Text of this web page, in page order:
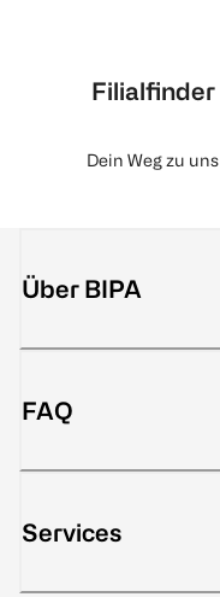
Filialfinder
Dein Weg zu uns
Über BIPA
FAQ
Services